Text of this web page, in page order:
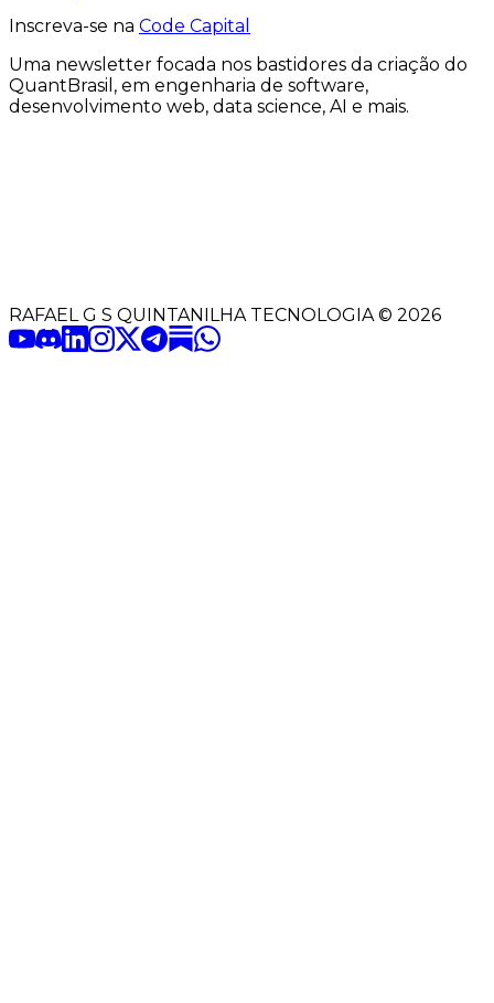
Inscreva-se na Code Capital
Uma newsletter focada nos bastidores da criação do
QuantBrasil , em engenharia de software,
desenvolvimento web, data science, AI e mais.
RAFAEL G S QUINTANILHA TECNOLOGIA© 2026